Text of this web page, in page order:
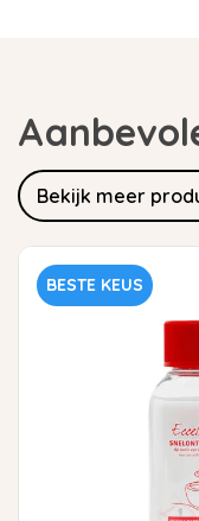
Bekijk meer
BESTE KEUS